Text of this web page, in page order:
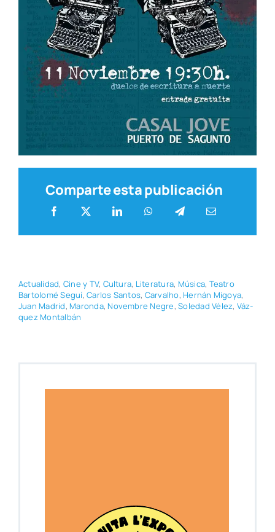
Comparte esta publicación
Actua­li­dad, Cine y TV, Cul­tu­ra, Lite­ra­tu­ra, Músi­ca, Tea­tro
Bar­to­lo­mé Seguí,Car­los San­tos, Car­valho, Her­nán Migo­ya,
Juan Madrid, Maron­da, Novem­bre Negre,Sole­dad Vélez, Váz­
quez Mon­tal­bán